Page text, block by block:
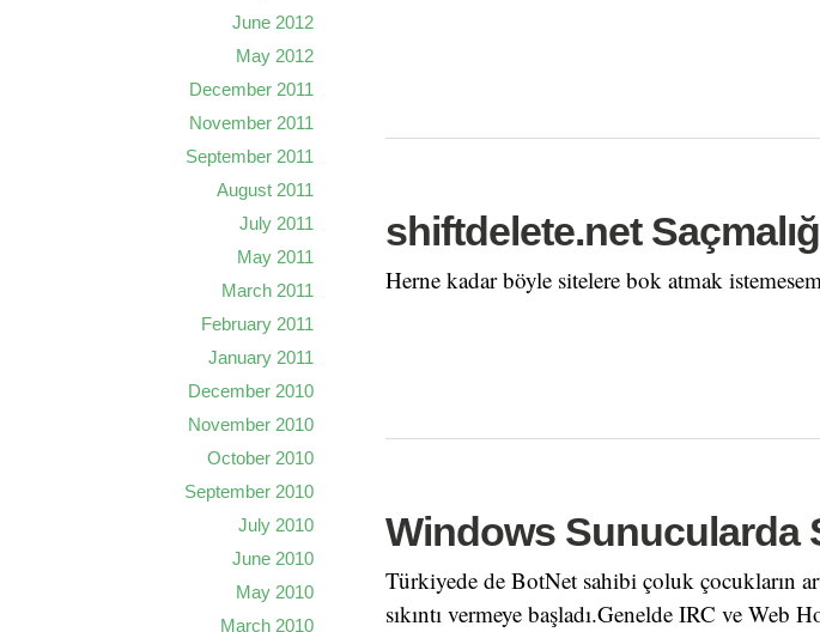
shiftdelete.net
Herne kadar böyle sitelere bok atmak
Windows Sunucularda
Türkiyede de BotNet sahibi çoluk çocukların
sıkıntı vermeye başladı.Genelde IRC ve Web
June 2012
May 2012
December 2011
November 2011
September 2011
August 2011
July 2011
May 2011
March 2011
February 2011
January 2011
December 2010
November 2010
October 2010
September 2010
July 2010
June 2010
May 2010
March 2010